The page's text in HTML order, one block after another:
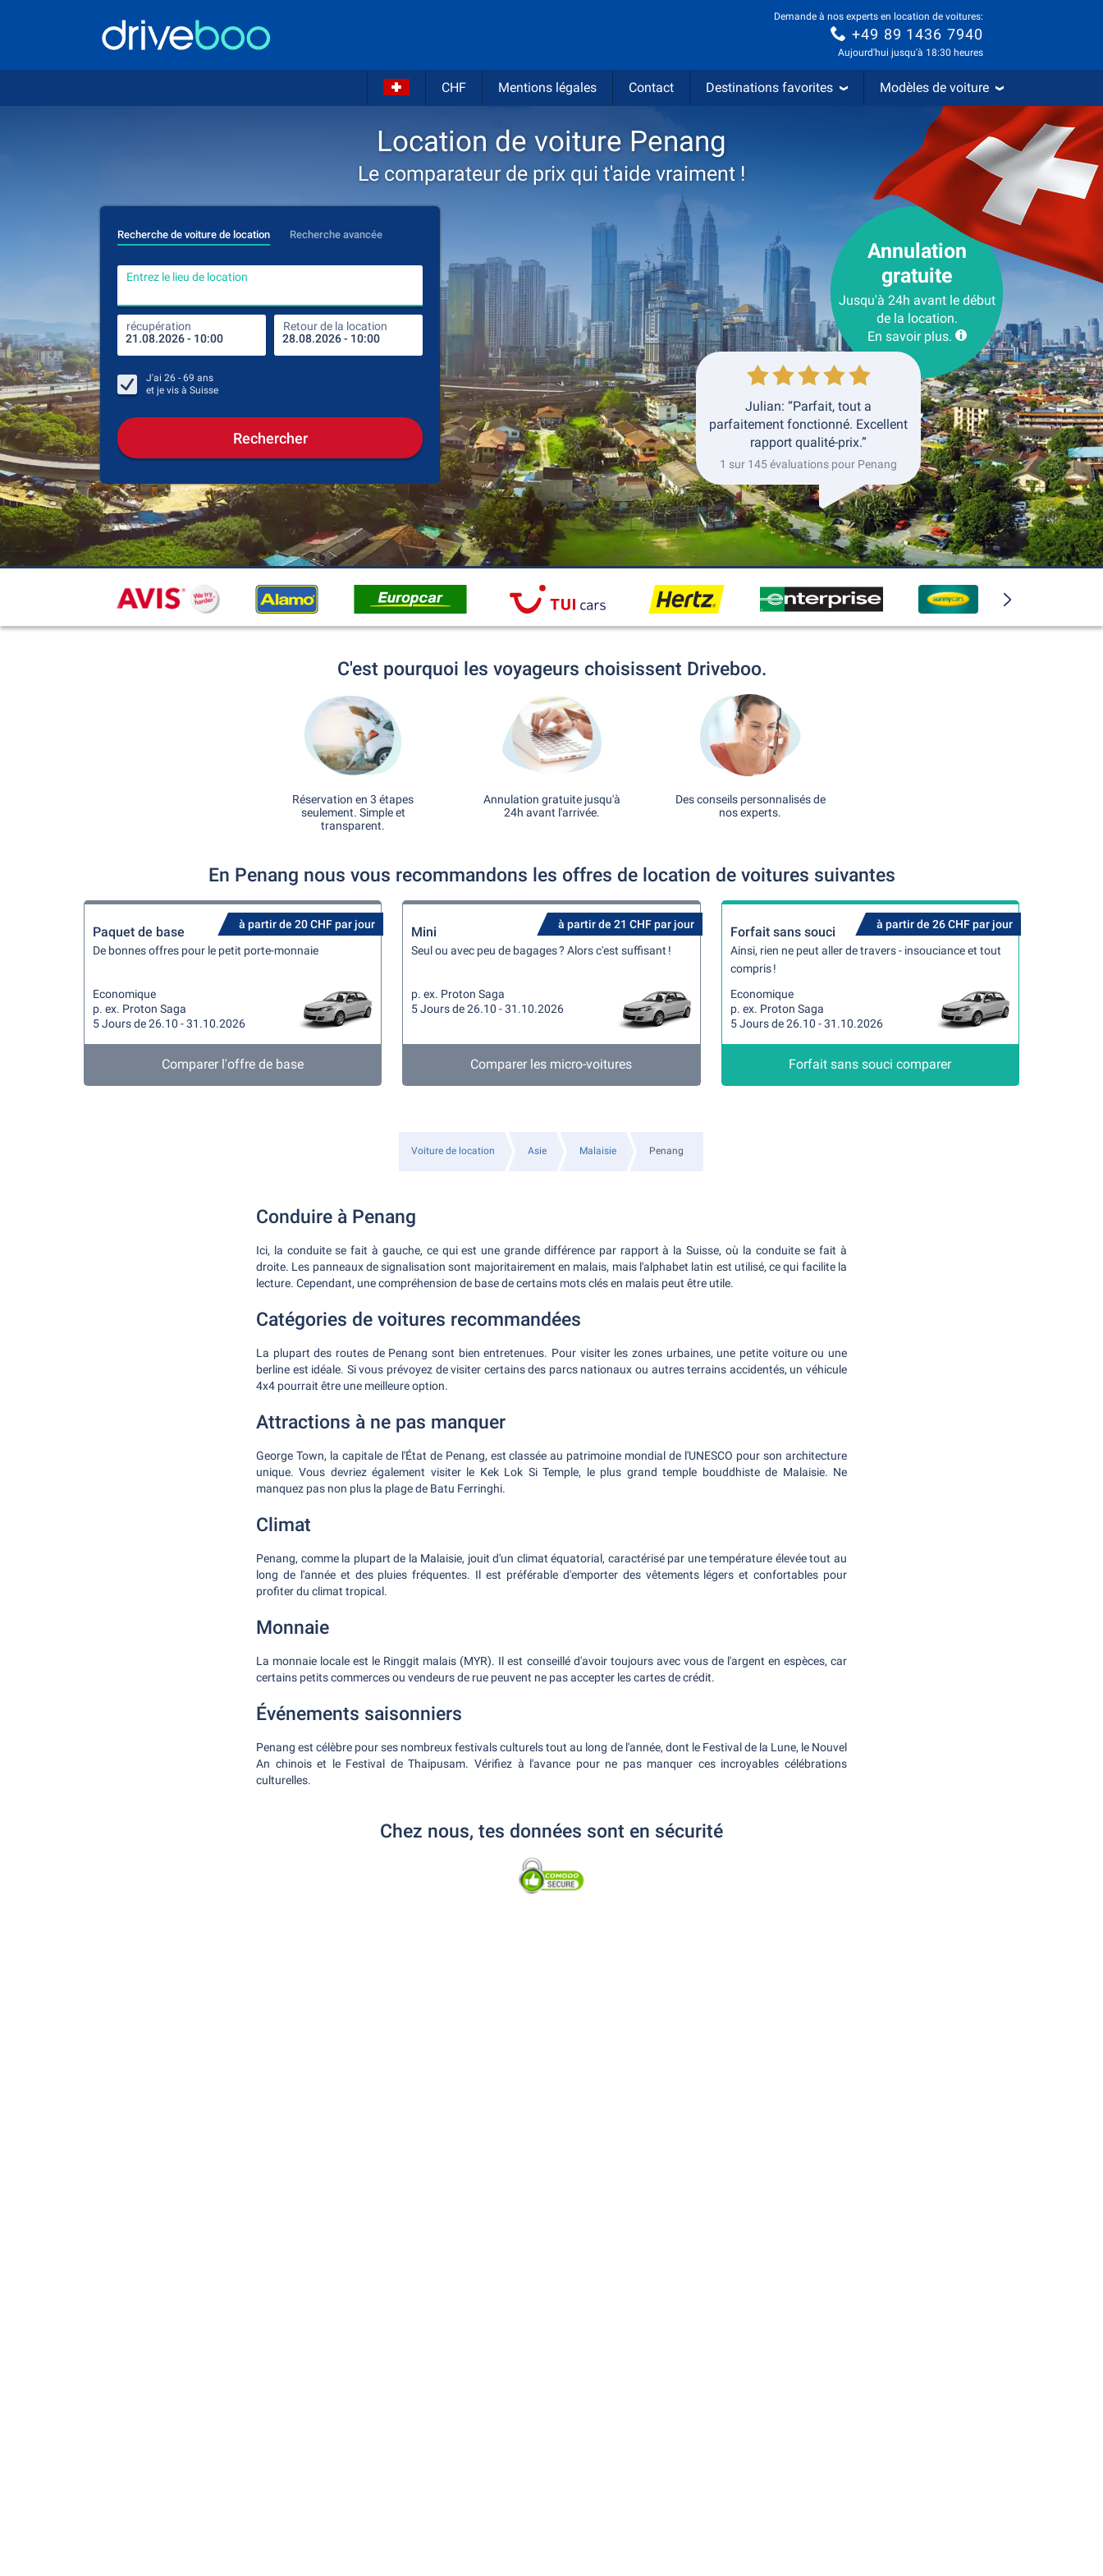
Demande à nos experts en location de voitures:
+49 89 1436 7940
Aujourd'hui jusqu'à 18:30 heures
CHF Mentions légales Contact Destinations favorites Modèles de voiture
Location de voiture Penang
Le comparateur de prix qui t'aide vraiment !
Recherche de voiture de location Recherche avancée
Entrez le lieu de location
récupération Retour de la location
Entrez le lieu de location
endroit de retour
récupération Retour de la location
J'ai 26 - 69 ans
et je vis à Suisse
Rechercher
Annulation
gratuite
Jusqu'à 24h avant le début
de la location.
En savoir plus.
Julian: “Parfait, tout a
parfaitement fonctionné. Excellent
rapport qualité-prix.”
1 sur 145 évaluations pour Penang
C'est pourquoi les voyageurs choisissent Driveboo.
Réservation en 3 étapes
seulement. Simple et
transparent.
Annulation gratuite jusqu'à
24h avant l'arrivée.
Des conseils personnalisés de
nos experts.
En Penang nous vous recommandons les offres de location de voitures suivantes
à partir de 20 CHF par jour
Paquet de base
De bonnes offres pour le petit porte-monnaie
Economique
p. ex. Proton Saga
5 Jours de 26.10 - 31.10.2026
Comparer l'offre de base
à partir de 21 CHF par jour
Mini
Seul ou avec peu de bagages ? Alors c'est suffisant !
p. ex. Proton Saga
5 Jours de 26.10 - 31.10.2026
Comparer les micro-voitures
à partir de 26 CHF par jour
Forfait sans souci
Ainsi, rien ne peut aller de travers - insouciance et tout
compris !
Economique
p. ex. Proton Saga
5 Jours de 26.10 - 31.10.2026
Forfait sans souci comparer
Voiture de location Asie Malaisie Penang
Conduire à Penang
Ici, la conduite se fait à gauche, ce qui est une grande différence par rapport à la Suisse, où la conduite se fait à
droite. Les panneaux de signalisation sont majoritairement en malais, mais l'alphabet latin est utilisé, ce qui facilite la
lecture. Cependant, une compréhension de base de certains mots clés en malais peut être utile.
Catégories de voitures recommandées
La plupart des routes de Penang sont bien entretenues. Pour visiter les zones urbaines, une petite voiture ou une
berline est idéale. Si vous prévoyez de visiter certains des parcs nationaux ou autres terrains accidentés, un véhicule
4x4 pourrait être une meilleure option.
Attractions à ne pas manquer
George Town, la capitale de l'État de Penang, est classée au patrimoine mondial de l'UNESCO pour son architecture
unique. Vous devriez également visiter le Kek Lok Si Temple, le plus grand temple bouddhiste de Malaisie. Ne
manquez pas non plus la plage de Batu Ferringhi.
Climat
Penang, comme la plupart de la Malaisie, jouit d'un climat équatorial, caractérisé par une température élevée tout au
long de l'année et des pluies fréquentes. Il est préférable d'emporter des vêtements légers et confortables pour
profiter du climat tropical.
Monnaie
La monnaie locale est le Ringgit malais (MYR). Il est conseillé d'avoir toujours avec vous de l'argent en espèces, car
certains petits commerces ou vendeurs de rue peuvent ne pas accepter les cartes de crédit.
Événements saisonniers
Penang est célèbre pour ses nombreux festivals culturels tout au long de l'année, dont le Festival de la Lune, le Nouvel
An chinois et le Festival de Thaipusam. Vérifiez à l'avance pour ne pas manquer ces incroyables célébrations
culturelles.
Chez nous, tes données sont en sécurité